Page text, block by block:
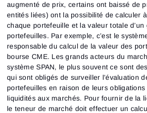
augmenté de prix, certains ont baissé de
entités liées) ont la possibilité de calculer
chaque portefeuille et la valeur totale d’un
portefeuilles. Par exemple, c’est le
responsable du calcul de la valeur des
bourse CME. Les grands acteurs du
système SPAN, le plus souvent ce sont
qui sont obligés de surveiller l’évaluation
portefeuilles en raison de leurs
liquidités aux marchés. Pour fournir de la
le teneur de marché doit effectuer un